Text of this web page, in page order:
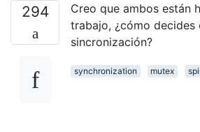
294
Creo que ambos están
trabajo, ¿cómo decides
sincronización?
synchronization mutex